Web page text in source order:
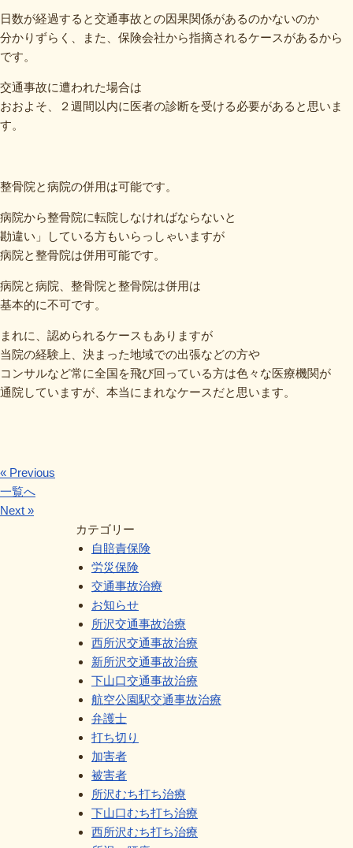
日数が経過すると交通事故との因果関係があるのかないのか
分かりずらく、また、保険会社から指摘されるケースがあるから
です。
交通事故に遭われた場合は
おおよそ、２週間以内に医者の診断を受ける必要があると思いま
す。
整骨院と病院の併用は可能です。
病院から整骨院に転院しなければならないと
勘違い」している方もいらっしゃいますが
病院と整骨院は併用可能です。
病院と病院、整骨院と整骨院は併用は
基本的に不可です。
まれに、認められるケースもありますが
当院の経験上、決まった地域での出張などの方や
コンサルなど常に全国を飛び回っている方は色々な医療機関が
通院していますが、本当にまれなケースだと思います。
« Previous
一覧へ
Next »
カテゴリー
自賠責保険
労災保険
交通事故治療
お知らせ
所沢交通事故治療
西所沢交通事故治療
新所沢交通事故治療
下山口交通事故治療
航空公園駅交通事故治療
弁護士
打ち切り
加害者
被害者
所沢むち打ち治療
下山口むち打ち治療
西所沢むち打ち治療